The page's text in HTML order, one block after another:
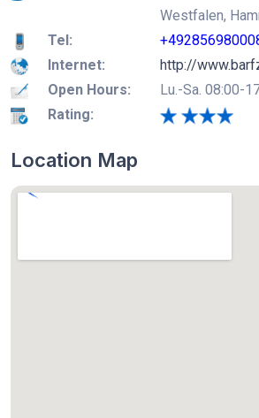
Westfalen,
Tel:
Internet:
http://
Open Hours:
Lu.-Sa. 08:00-
Rating:
Location Map